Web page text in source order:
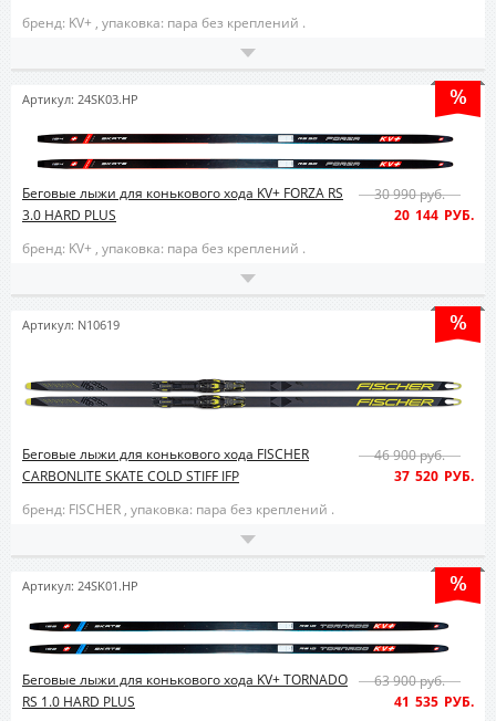
бренд: KV+ , упаковка: пара без креплений .
Артикул: 24SK03.HP
30 990 руб.
20 144 РУБ.
Беговые лыжи для конькового хода KV+ FORZA RS
3.0 HARD PLUS
бренд: KV+ , упаковка: пара без креплений .
Артикул: N10619
46 900 руб.
37 520 РУБ.
Беговые лыжи для конькового хода FISCHER
CARBONLITE SKATE COLD STIFF IFP
бренд: FISCHER , упаковка: пара без креплений .
Артикул: 24SK01.HP
63 900 руб.
41 535 РУБ.
Беговые лыжи для конькового хода KV+ TORNADO
RS 1.0 HARD PLUS